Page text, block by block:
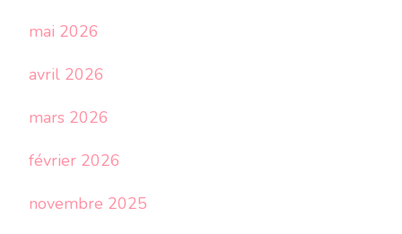
mai 2026
avril 2026
mars 2026
février 2026
novembre 2025